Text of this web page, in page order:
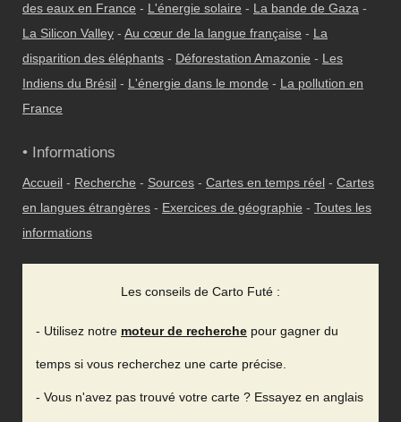
des eaux en France - L'énergie solaire - La bande de Gaza -
La Silicon Valley - Au cœur de la langue française - La
disparition des éléphants - Déforestation Amazonie - Les
Indiens du Brésil - L'énergie dans le monde - La pollution en
France
• Informations
Accueil - Recherche - Sources - Cartes en temps réel - Cartes
en langues étrangères - Exercices de géographie - Toutes les
informations
Les conseils de Carto Futé :
- Utilisez notre moteur de recherche pour gagner du
temps si vous recherchez une carte précise.
- Vous n'avez pas trouvé votre carte ? Essayez en anglais